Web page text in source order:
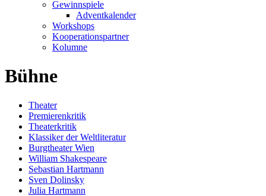
Gewinnspiele
Adventkalender
Workshops
Kooperationspartner
Kolumne
Bühne
Theater
Premierenkritik
Theaterkritik
Klassiker der Weltliteratur
Burgtheater Wien
William Shakespeare
Sebastian Hartmann
Sven Dolinsky
Julia Hartmann